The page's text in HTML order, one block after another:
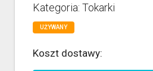
Kategoria: Tokarki
UŻYWANY
Koszt dostawy: